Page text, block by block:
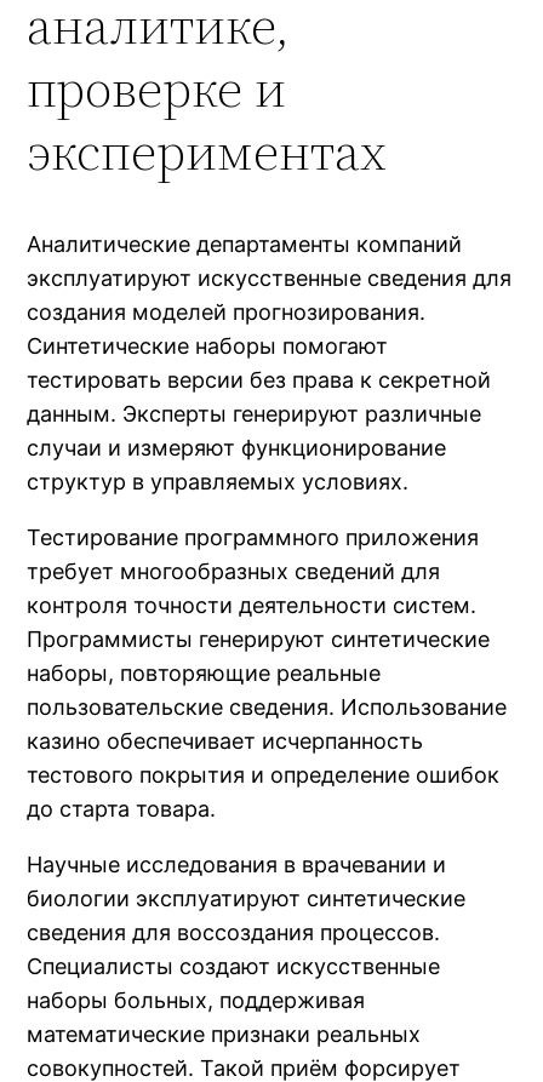
аналитике,
проверке и
экспериментах
Аналитические департаменты компаний
эксплуатируют искусственные сведения для
создания моделей прогнозирования.
Синтетические наборы помогают
тестировать версии без права к секретной
данным. Эксперты генерируют различные
случаи и измеряют функционирование
структур в управляемых условиях.
Тестирование программного приложения
требует многообразных сведений для
контроля точности деятельности систем.
Программисты генерируют синтетические
наборы, повторяющие реальные
пользовательские сведения. Использование
казино обеспечивает исчерпанность
тестового покрытия и определение ошибок
до старта товара.
Научные исследования в врачевании и
биологии эксплуатируют синтетические
сведения для воссоздания процессов.
Специалисты создают искусственные
наборы больных, поддерживая
математические признаки реальных
совокупностей. Такой приём форсирует